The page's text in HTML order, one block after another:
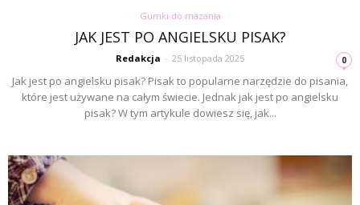
Gumki do mazania
JAK JEST PO ANGIELSKU PISAK?
Redakcja - 25 listopada 2025 0
Jak jest po angielsku pisak? Pisak to popularne narzędzie do pisania,
które jest używane na całym świecie. Jednak jak jest po angielsku
pisak? W tym artykule dowiesz się, jak...